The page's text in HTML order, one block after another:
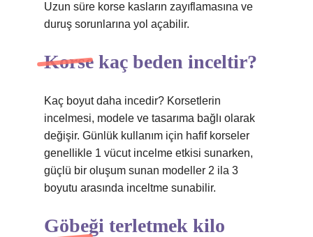
Uzun süre korse kasların zayıflamasına ve
duruş sorunlarına yol açabilir.
Korse kaç beden inceltir?
Kaç boyut daha incedir? Korsetlerin
incelmesi, modele ve tasarıma bağlı olarak
değişir. Günlük kullanım için hafif korseler
genellikle 1 vücut incelme etkisi sunarken,
güçlü bir oluşum sunan modeller 2 ila 3
boyutu arasında inceltme sunabilir.
Göbeği terletmek kilo